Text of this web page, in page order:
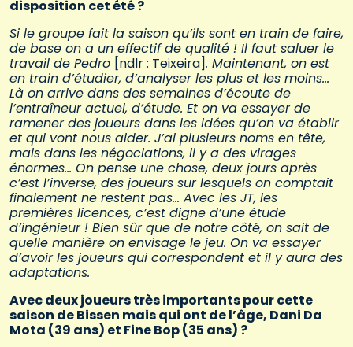
disposition cet été ?
Si le groupe fait la saison qu’ils sont en train de faire,
de base on a un effectif de qualité ! Il faut saluer le
travail de Pedro [ndlr : Teixeira]. Maintenant, on est
en train d’étudier, d’analyser les plus et les moins…
Là on arrive dans des semaines d’écoute de
l’entraîneur actuel, d’étude. Et on va essayer de
ramener des joueurs dans les idées qu’on va établir
et qui vont nous aider. J’ai plusieurs noms en tête,
mais dans les négociations, il y a des virages
énormes… On pense une chose, deux jours après
c’est l’inverse, des joueurs sur lesquels on comptait
finalement ne restent pas… Avec les JT, les
premières licences, c’est digne d’une étude
d’ingénieur ! Bien sûr que de notre côté, on sait de
quelle manière on envisage le jeu. On va essayer
d’avoir les joueurs qui correspondent et il y aura des
adaptations.
Avec deux joueurs très importants pour cette
saison de Bissen mais qui ont de l’âge, Dani Da
Mota (39 ans) et Fine Bop (35 ans) ?